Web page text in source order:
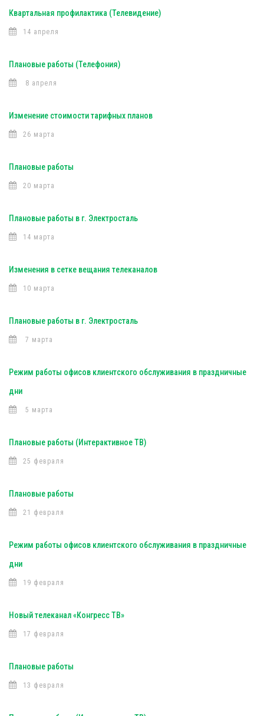
Квартальная профилактика (Телевидение)
14 апреля
Плановые работы (Телефония)
8 апреля
Изменение стоимости тарифных планов
26 марта
Плановые работы
20 марта
Плановые работы в г. Электросталь
14 марта
Изменения в сетке вещания телеканалов
10 марта
Плановые работы в г. Электросталь
7 марта
Режим работы офисов клиентского обслуживания в праздничные
дни
5 марта
Плановые работы (Интерактивное ТВ)
25 февраля
Плановые работы
21 февраля
Режим работы офисов клиентского обслуживания в праздничные
дни
19 февраля
Новый телеканал «Конгресс ТВ»
17 февраля
Плановые работы
13 февраля